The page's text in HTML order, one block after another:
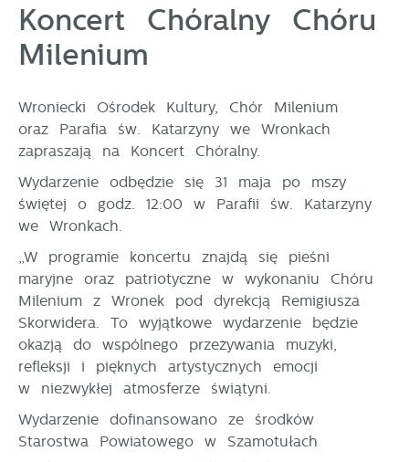
Koncert Chóralny Chóru
Milenium
Wroniecki Ośrodek Kultury, Chór Milenium
oraz Parafia św. Katarzyny we Wronkach
zapraszają na Koncert Chóralny.
Wydarzenie odbędzie się 31 maja po mszy
świętej o godz. 12:00 w Parafii św. Katarzyny
we Wronkach.
„W programie koncertu znajdą się pieśni
maryjne oraz patriotyczne w wykonaniu Chóru
Milenium z Wronek pod dyrekcją Remigiusza
Skorwidera. To wyjątkowe wydarzenie będzie
okazją do wspólnego przeżywania muzyki,
refleksji i pięknych artystycznych emocji
w niezwykłej atmosferze świątyni.
Wydarzenie dofinansowano ze środków
Starostwa Powiatowego w Szamotułach
Tego typu pliki cookies umożliwiają stronie
internetowej zapamiętanie wprowadzonych przez Ciebie
ustawień oraz personalizację określonych
funkcjonalności czy prezentowanych treści.
większy komfort korzystania z funkcjonalności naszej
strony poprzez dopasowanie jej do Twoich
indywidualnych preferencji. Wyrażenie zgody na
funkcjonalne i personalizacyjne pliki cookies
gwarantuje dostępność większej ilości funkcji na
stronie.
Analityczne
Analityczne pliki cookies pomagają nam rozwijać się
i dostosowywać do Twoich potrzeb.
Cookies analityczne pozwalają na uzyskanie informacji
miejsca oraz częstotliwości, z jaką odwiedzane są
nasze serwisy www. Dane pozwalają nam na ocenę
naszych serwisów internetowych pod względem ich
popularności wśród użytkowników. Zgromadzone
informacje są przetwarzane w formie zanonimizowanej.
Wyrażenie zgody na analityczne pliki cookies
gwarantuje dostępność wszystkich funkcjonalności.
Więcej
Reklamowe
Dzięki reklamowym plikom cookies prezentujemy Ci
najciekawsze informacje i aktualności na stronach
naszych partnerów.
Promocyjne pliki cookies służą do prezentowania Ci
naszych komunikatów na podstawie analizy Twoich
upodobań oraz Twoich zwyczajów dotyczących
przeglądanej witryny internetowej. Treści promocyjne
mogą pojawić się na stronach podmiotów trzecich
Więcej